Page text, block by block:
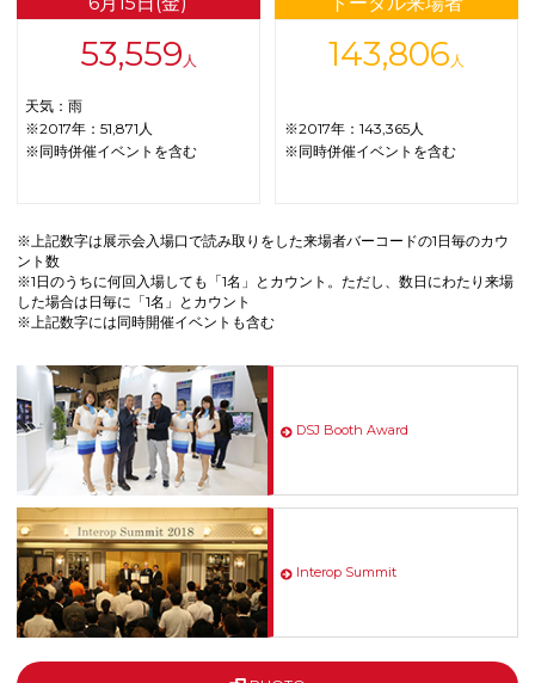
53,559 人
天気：雨
※2017年：51,871人
※同時併催イベントを含む
143,806 人
※2017年：143,365人
※同時併催イベントを含む
※上記数字は展示会入場口で読み取りをした来場者バーコードの1日毎のカウ
ント数
※1日のうちに何回入場しても「1名」とカウント。ただし、数日にわたり来場
した場合は日毎に「1名」とカウント
※上記数字には同時開催イベントも含む
DSJ Booth Award
Interop Summit